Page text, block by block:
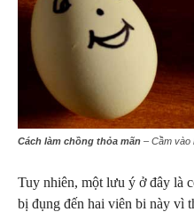
Cách làm chồng thỏa mãn – Cầm vào
Tuy nhiên, một lưu ý ở đây là
bị đụng đến hai viên bi này vì